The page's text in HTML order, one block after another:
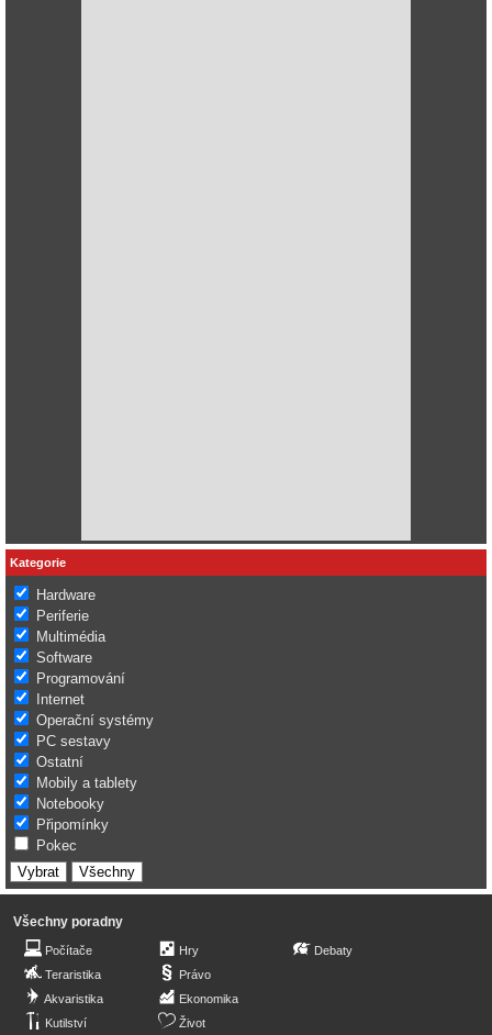
Kategorie
Hardware
Periferie
Multimédia
Software
Programování
Internet
Operační systémy
PC sestavy
Ostatní
Mobily a tablety
Notebooky
Připomínky
Pokec
Všechny poradny
Počítače
Teraristika
Akvaristika
Kutilství
Hry
Právo
Ekonomika
Život
Debaty